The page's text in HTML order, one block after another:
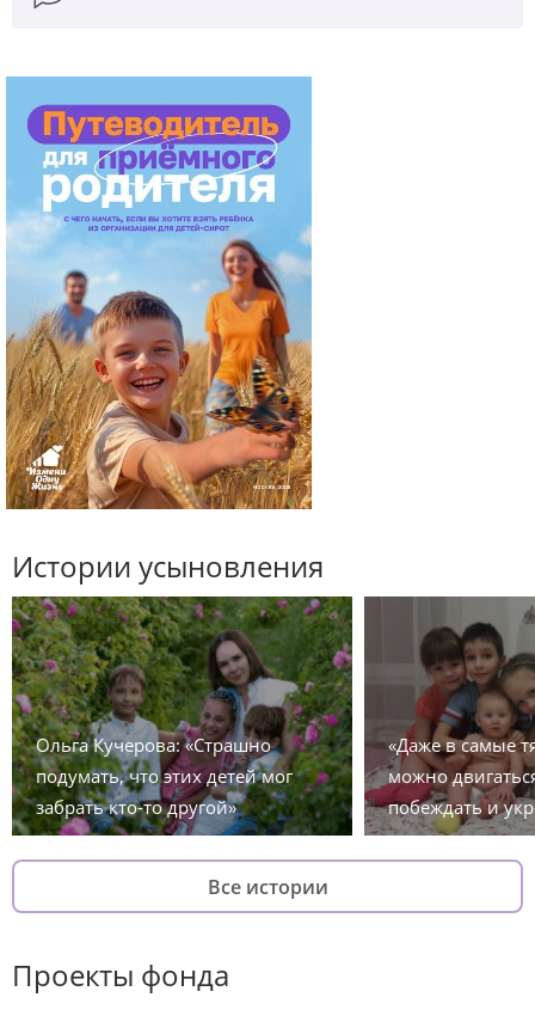
Истории усыновления
Ольга Кучерова: «Страшно
подумать, что этих детей мог
забрать кто-то другой»
«Даже в самые
можно
побеждать и
Все истории
Проекты фонда